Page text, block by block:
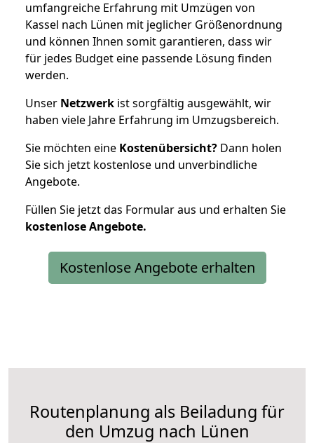
umfangreiche Erfahrung mit Umzügen von
Kassel nach Lünen mit jeglicher Größenordnung
und können Ihnen somit garantieren, dass wir
für jedes Budget eine passende Lösung finden
werden.
Unser Netzwerk ist sorgfältig ausgewählt, wir
haben viele Jahre Erfahrung im Umzugsbereich.
Sie möchten eine Kostenübersicht? Dann holen
Sie sich jetzt kostenlose und unverbindliche
Angebote.
Füllen Sie jetzt das Formular aus und erhalten Sie
kostenloseAngebote.
Kostenlose Angebote erhalten
Routenplanung als Beiladung für
den Umzug nach Lünen